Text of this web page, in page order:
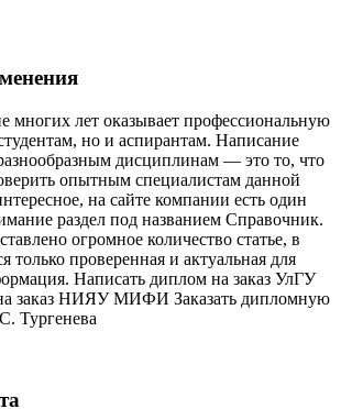
многих лет оказывает профессиональную
но и аспирантам. Написание
дисциплинам — это то, что
опытным специалистам данной
на сайте компании есть один
раздел под названием Справочник.
огромное количество статье, в
только проверенная и актуальная для
Написать диплом на заказ УлГУ
заказ НИЯУ МИФИ Заказать дипломную
Тургенева